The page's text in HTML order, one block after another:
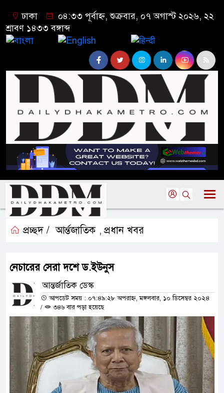
ঢাকা
০৪:৩৩ পূর্বাহ্ন, শুক্রবার, ০৭ অগাস্ট ২০২৬, ২২
শ্রাবণ ১৪৩৩ বঙ্গাব্দ
প্রচ্ছদ / আর্ন্তজাতিক , প্রধান খবর
নেচারের সেরা দশে ড.ইউনুস
আন্তর্জাতিক ডেস্ক
আপডেট সময় : ০৭:৪৯:২৮ অপরাহ্ন, মঙ্গলবার, ১০ ডিসেম্বর ২০২৪
/
৩৪৬ বার পড়া হয়েছে